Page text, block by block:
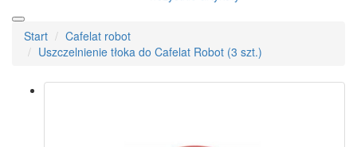
Start
Cafelat robot
Uszczelnienie tłoka do Cafelat Robot (3 szt.)